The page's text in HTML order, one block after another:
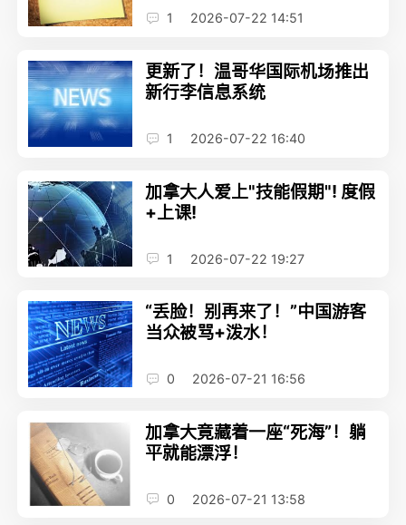
1 2026-07-22 14:51
更新了！温哥华国际机场推出
新行李信息系统
1 2026-07-22 16:40
加拿大人爱上"技能假期"! 度假
+上课!
1 2026-07-22 19:27
“丢脸！别再来了！”中国游客
当众被骂+泼水！
0 2026-07-21 16:56
加拿大竟藏着一座“死海”！躺
平就能漂浮！
0 2026-07-21 13:58